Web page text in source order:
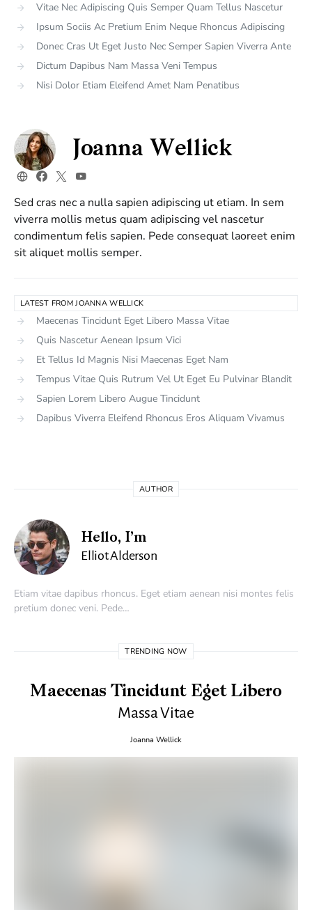
Vitae Nec Adipiscing Quis Semper Quam Tellus Nascetur
Ipsum Sociis Ac Pretium Enim Neque Rhoncus Adipiscing
Donec Cras Ut Eget Justo Nec Semper Sapien Viverra Ante
Dictum Dapibus Nam Massa Veni Tempus
Nisi Dolor Etiam Eleifend Amet Nam Penatibus
Joanna Wellick
Sed cras nec a nulla sapien adipiscing ut etiam. In sem
viverra mollis metus quam adipiscing vel nascetur
condimentum felis sapien. Pede consequat laoreet enim
sit aliquet mollis semper.
LATEST FROM JOANNA WELLICK
Maecenas Tincidunt Eget Libero Massa Vitae
Quis Nascetur Aenean Ipsum Vici
Et Tellus Id Magnis Nisi Maecenas Eget Nam
Tempus Vitae Quis Rutrum Vel Ut Eget Eu Pulvinar Blandit
Sapien Lorem Libero Augue Tincidunt
Dapibus Viverra Eleifend Rhoncus Eros Aliquam Vivamus
AUTHOR
Hello, I’m
Elliot Alderson
Etiam vitae dapibus rhoncus. Eget etiam aenean nisi montes felis
pretium donec veni. Pede…
TRENDING NOW
Maecenas Tincidunt Eget Libero
Massa Vitae
Joanna Wellick